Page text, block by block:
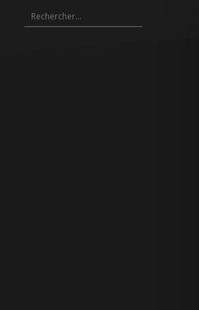
Rechercher :